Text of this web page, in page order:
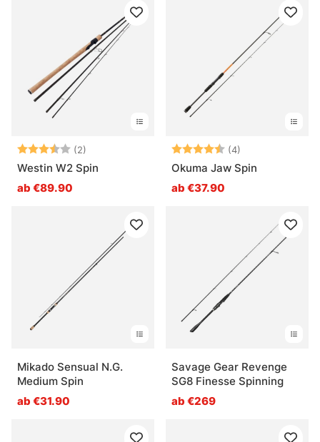
Bewertung:(2)
3.5 von 5 Sternen
Westin W2 Spin
ab €89.90
Bewertung:(4)
Okuma Jaw Spin
ab €37.90
Mikado Sensual N.G.
Medium Spin
ab €31.90
Savage Gear Revenge
SG8 Finesse Spinning
ab €269